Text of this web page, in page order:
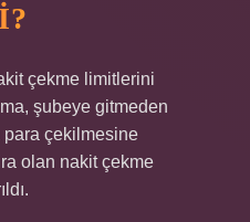
çekme limitlerini
şubeye gitmeden
çekilmesine
olan nakit çekme